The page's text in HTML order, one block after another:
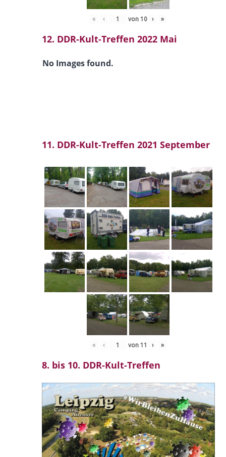
« ‹ von 10 › »
12. DDR-Kult-Treffen 2022 Mai
No Images found.
11. DDR-Kult-Treffen 2021 September
« ‹ von 11 › »
8. bis 10. DDR-Kult-Treffen